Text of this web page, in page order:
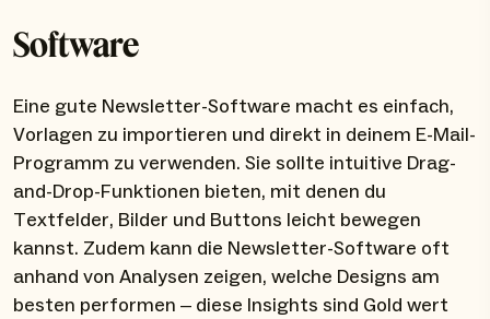
Software
Eine gute Newsletter-Software macht es einfach,
Vorlagen zu importieren und direkt in deinem E-Mail-
Programm zu verwenden. Sie sollte intuitive Drag-
and-Drop-Funktionen bieten, mit denen du
Textfelder, Bilder und Buttons leicht bewegen
kannst. Zudem kann die Newsletter-Software oft
anhand von Analysen zeigen, welche Designs am
besten performen – diese Insights sind Gold wert